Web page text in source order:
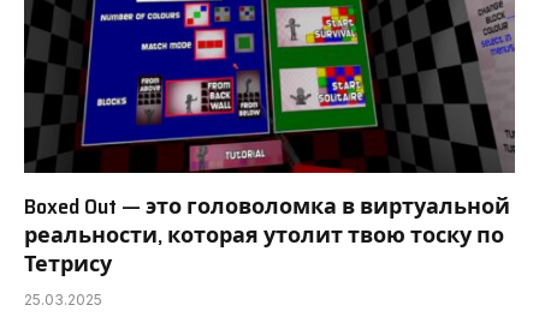
Boxed Out — это головоломка в виртуальной
реальности, которая утолит твою тоску по
Тетрису
25.03.2025